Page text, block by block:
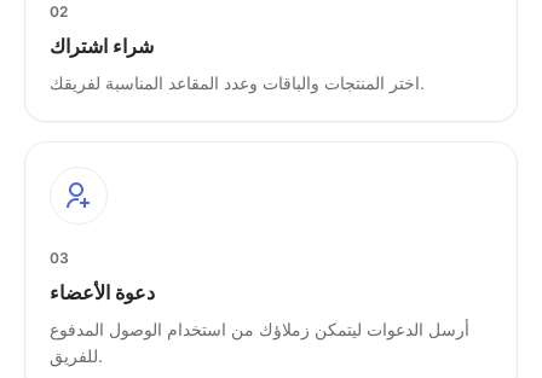
02
شراء اشتراك
اختر المنتجات والباقات وعدد المقاعد المناسبة لفريقك.
03
دعوة الأعضاء
أرسل الدعوات ليتمكن زملاؤك من استخدام الوصول المدفوع
للفريق.